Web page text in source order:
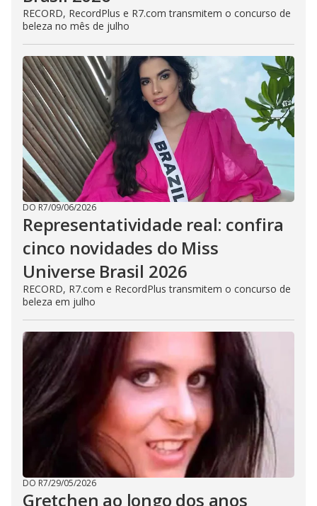
RECORD, RecordPlus e R7.com transmitem o concurso de
beleza no mês de julho
DO R7/09/06/2026
Representatividade real: confira
cinco novidades do Miss
Universe Brasil 2026
RECORD, R7.com e RecordPlus transmitem o concurso de
beleza em julho
DO R7/29/05/2026
Gretchen ao longo dos anos